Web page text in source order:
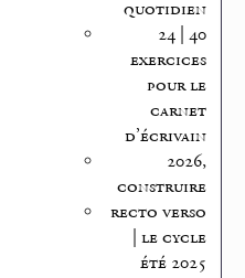
quotidien
24 | 40
exercices
pour le
carnet
d’écrivain
2026,
construire
recto verso
| le cycle
été 2025